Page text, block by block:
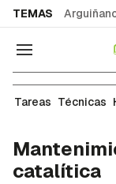
TEMAS
Navegación
Restauración
Tareas Técnicas
catalítica